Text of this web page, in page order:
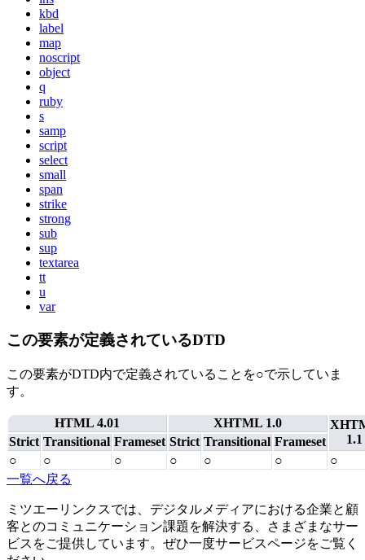
kbd
label
map
noscript
object
q
ruby
s
samp
script
select
small
span
strike
strong
sub
sup
textarea
tt
u
var
この要素が定義されているDTD
この要素がDTD内で定義されていることを○で示していま
す。
HTML 4.01 XHTML 1.0
1.1
Strict Transitional Frameset Strict Transitional Frameset
○
○ ○ ○ ○ ○
○
一覧へ戻る
ミツエーリンクスでは、デジタルメディアにおける企業と顧
客とのコミュニケーション課題を解決する、さまざまなサー
ビスをご提供しています。ぜひ一度サービスページをご覧く